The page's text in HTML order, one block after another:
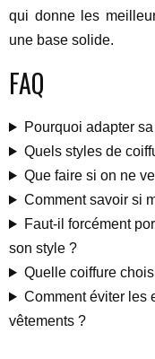
qui donne les
une base solide.
FAQ
Pourquoi adapter
Quels styles de
Que faire si on ne
Comment savoir si
Faut-il forcément
son style ?
Quelle coiffure
Comment éviter les
vêtements ?